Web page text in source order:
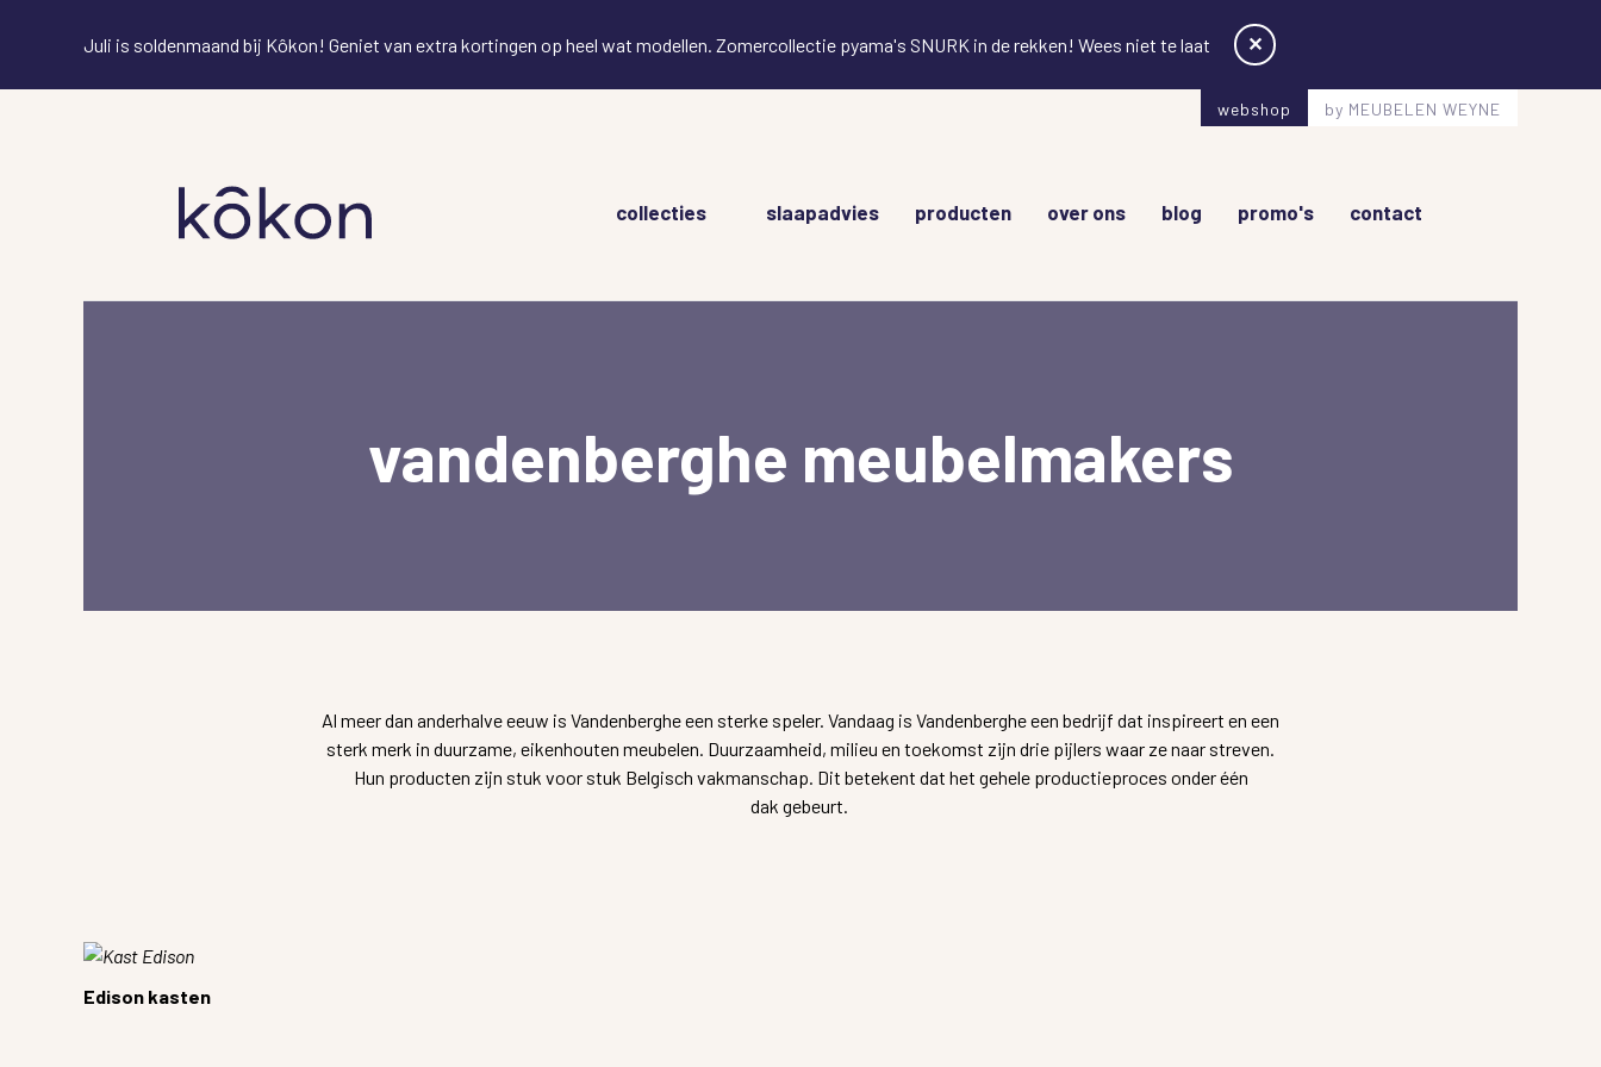
Juli is soldenmaand bij Kôkon! Geniet van extra kortingen op heel wat modellen. Zomercollectie pyama's SNURK in de rekken! Wees niet te laat ✕
webshop by MEUBELEN WEYNE
Hoofdnavigatie
collecties slaapadvies producten over ons blog promo's contact
vandenberghe meubelmakers
Al meer dan anderhalve eeuw is Vandenberghe een sterke speler. Vandaag is Vandenberghe een bedrijf dat inspireert en een
sterk merk in duurzame, eikenhouten meubelen. Duurzaamheid, milieu en toekomst zijn drie pijlers waar ze naar streven.
Hun producten zijn stuk voor stuk Belgisch vakmanschap. Dit betekent dat het gehele productieproces onder één
dak gebeurt.
Edison kasten